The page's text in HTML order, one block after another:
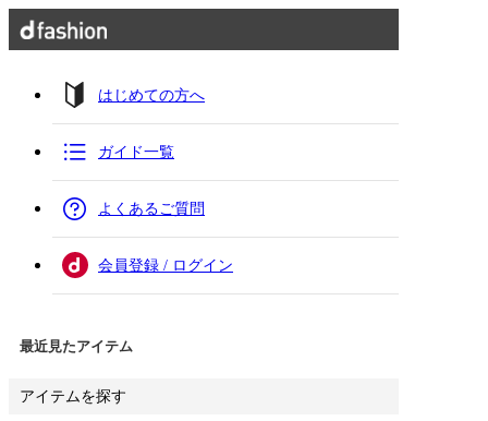
はじめての方へ
ガイド一覧
よくあるご質問
会員登録 / ログイン
最近見たアイテム
アイテムを探す